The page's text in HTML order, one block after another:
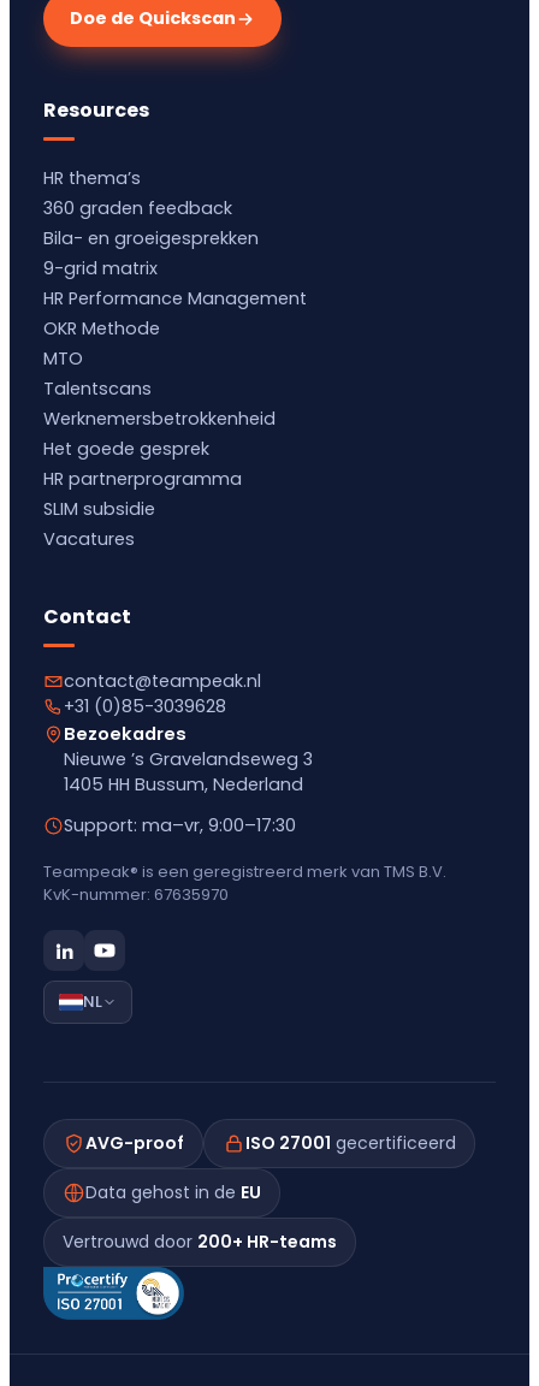
Doe de Quickscan
Resources
HR thema’s
360 graden feedback
Bila- en groeigesprekken
9-grid matrix
HR Performance Management
OKR Methode
MTO
Talentscans
Werknemersbetrokkenheid
Het goede gesprek
HR partnerprogramma
SLIM subsidie
Vacatures
Contact
contact@teampeak.nl
+31 (0)85-3039628
Bezoekadres
Nieuwe ’s Gravelandseweg 3
1405 HH Bussum, Nederland
Support: ma–vr, 9:00–17:30
Teampeak® is een geregistreerd merk van TMS B.V.
KvK-nummer: 67635970
NL
AVG-proof ISO 27001 gecertificeerd
Data gehost in de EU
Vertrouwd door 200+ HR-teams